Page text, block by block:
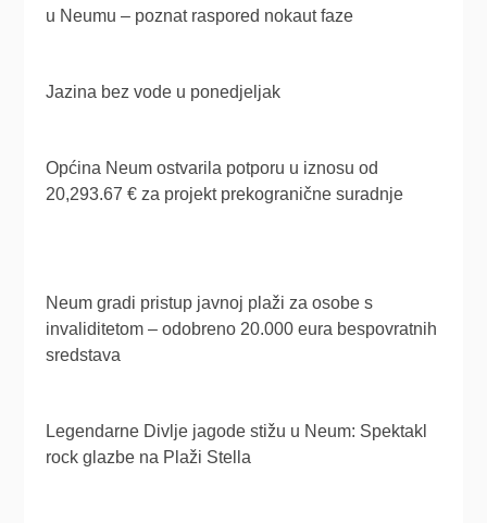
u Neumu – poznat raspored nokaut faze
Jazina bez vode u ponedjeljak
Općina Neum ostvarila potporu u iznosu od
20,293.67 € za projekt prekogranične suradnje
Neum gradi pristup javnoj plaži za osobe s
invaliditetom – odobreno 20.000 eura bespovratnih
sredstava
Legendarne Divlje jagode stižu u Neum: Spektakl
rock glazbe na Plaži Stella